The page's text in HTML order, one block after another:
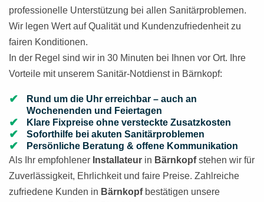
professionelle Unterstützung bei allen Sanitärproblemen.
Wir legen Wert auf Qualität und Kundenzufriedenheit zu
fairen Konditionen.
In der Regel sind wir in 30 Minuten bei Ihnen vor Ort. Ihre
Vorteile mit unserem Sanitär-Notdienst in Bärnkopf:
Rund um die Uhr erreichbar – auch an
Wochenenden und Feiertagen
Klare Fixpreise ohne versteckte Zusatzkosten
Soforthilfe bei akuten Sanitärproblemen
Persönliche Beratung & offene Kommunikation
Als Ihr empfohlener Installateur in Bärnkopfstehen wir für
Zuverlässigkeit, Ehrlichkeit und faire Preise. Zahlreiche
zufriedene Kunden in Bärnkopfbestätigen unsere